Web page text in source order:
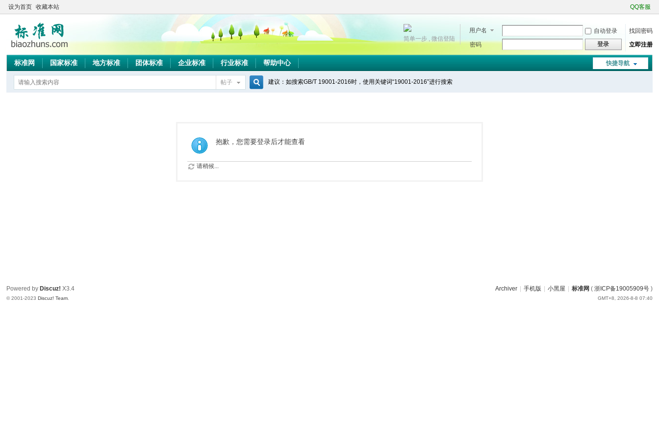
设为首页 收藏本站 QQ客服
用户名 自动登录
找回密码
密码
登录 立即注册
简单一步 , 微信登陆
快捷导航
标准网 国家标准 地方标准 团体标准 企业标准 行业标准 帮助中心
帖子
索
建议：如搜索GB/T 19001-2016时，使用关键词“19001-2016”进行搜索
抱歉，您需要登录后才能查看
请稍候...
Archiver 手机版 小黑屋 标准网 ( 浙ICP备19005909号)
GMT+8, 2026-8-8 07:40
Powered by Discuz! X3.4
© 2001-2023Discuz! Team